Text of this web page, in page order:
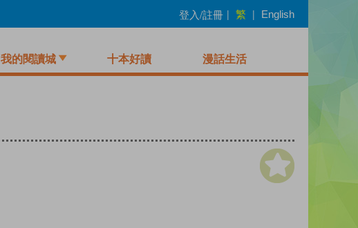
登入/註冊 | 繁 | English
我的閱讀城 十本好讀 漫話生活